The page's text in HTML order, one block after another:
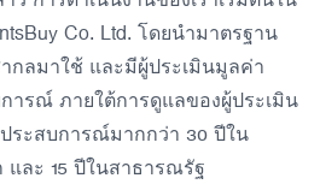
Co. Ltd. โดยนำมาตรฐาน
กลมาใช้ และมีผู้ประเมินมูลค่า
ารณ์ ภายใต้การดูแลของผู้ประเมิน
ะสบการณ์มากกว่า 30 ปีใน
ละ 15 ปีในสาธารณรัฐ